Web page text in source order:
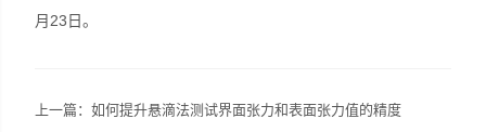
月23日。
上一篇：如何提升悬滴法测试界面张力和表面张力值的精度